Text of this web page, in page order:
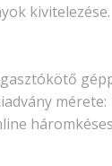
Archívum
2025.
2024.
kivitelezése.
mérete: